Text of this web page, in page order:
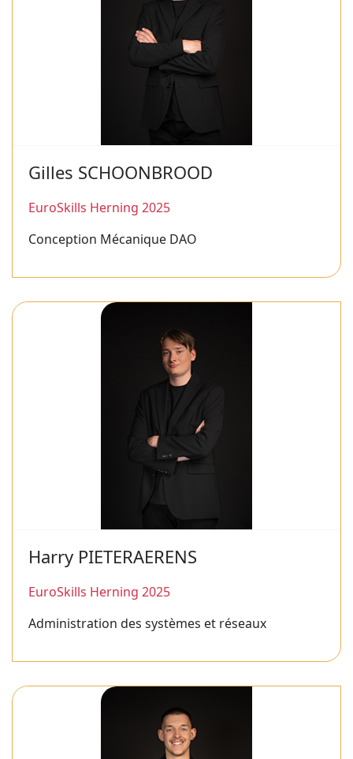
Gilles SCHOONBROOD
EuroSkills Herning 2025
Conception Mécanique DAO
Harry PIETERAERENS
EuroSkills Herning 2025
Administration des systèmes et réseaux